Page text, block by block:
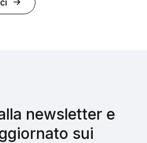
newsletter e
sui